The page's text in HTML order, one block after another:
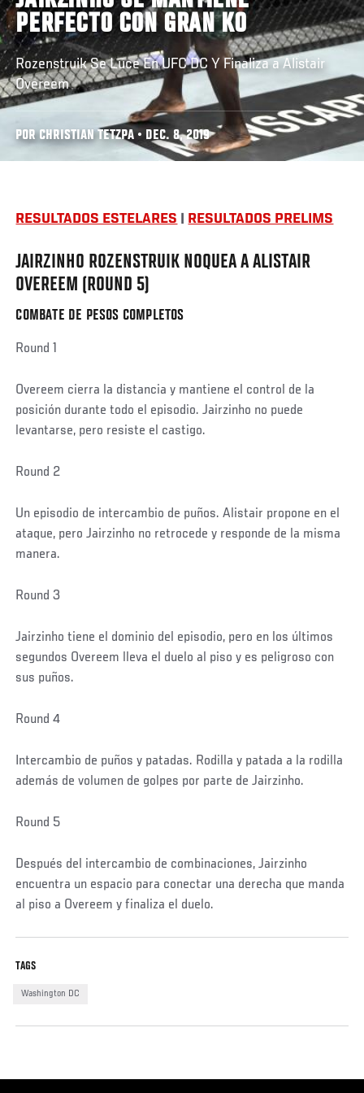
PERFECTO CON GRAN KO
Rozenstruik Se Luce En UFC DC Y Finaliza a Alistair
Overeem
POR CHRISTIAN TETZPA • DEC. 8, 2019
RESULTADOS ESTELARES RESULTADOS PRELIMS
JAIRZINHO ROZENSTRUIK NOQUEA A ALISTAIR
OVEREEM (ROUND 5)
COMBATE DE PESOS COMPLETOS
Social
Round 1
Overeem cierra la distancia y mantiene el control de la
posición durante todo el episodio. Jairzinho no puede
levantarse, pero resiste el castigo.
Round 2
Un episodio de intercambio de puños. Alistair propone en el
ataque, pero Jairzinho no retrocede y responde de la misma
manera.
Round 3
Jairzinho tiene el dominio del episodio, pero en los últimos
segundos Overeem lleva el duelo al piso y es peligroso con
sus puños.
Round 4
Intercambio de puños y patadas. Rodilla y patada a la rodilla
además de volumen de golpes por parte de Jairzinho.
Round 5
Después del intercambio de combinaciones, Jairzinho
encuentra un espacio para conectar una derecha que manda
al piso a Overeem y finaliza el duelo.
TAGS
Washington DC